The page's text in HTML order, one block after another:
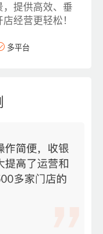
提供高效、垂
经营更轻松！
多平台